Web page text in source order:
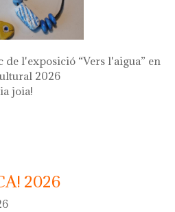
l'exposició “Vers l'aigua” en
2026
joia!
la teva joia!
2026